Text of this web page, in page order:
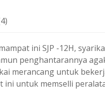
ini SJP -12H,
penghantarannya
merancang untuk
untuk memselli